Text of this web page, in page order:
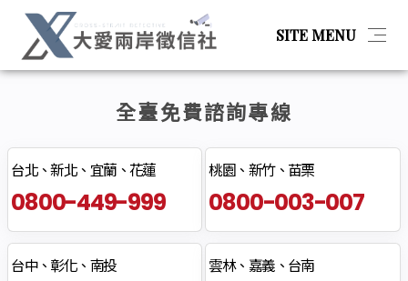
SITE MENU
最新消息
服務項目
關於我們
全臺免費諮詢專線
台北、新北、宜蘭、花蓮
0800-449-999
桃園、新竹、苗栗
0800-003-007
台中、彰化、南投 雲林、嘉義、台南